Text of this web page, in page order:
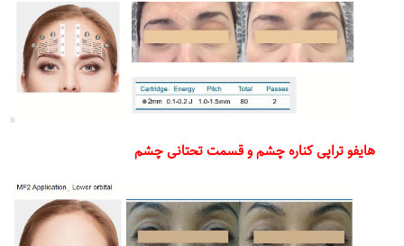
هایفو تراپی کناره چشم و قسمت تحتانی چشم